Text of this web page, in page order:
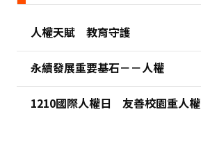
人權天賦 教育守護
永續發展重要基石－－人權
1210國際人權日 友善校園重人權